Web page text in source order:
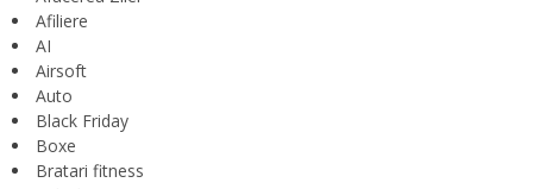
Afiliere
AI
Airsoft
Auto
Black Friday
Boxe
Bratari fitness